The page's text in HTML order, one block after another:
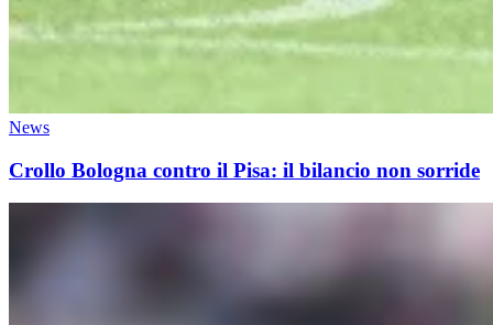
News
Crollo Bologna contro il Pisa: il bilancio non sorride